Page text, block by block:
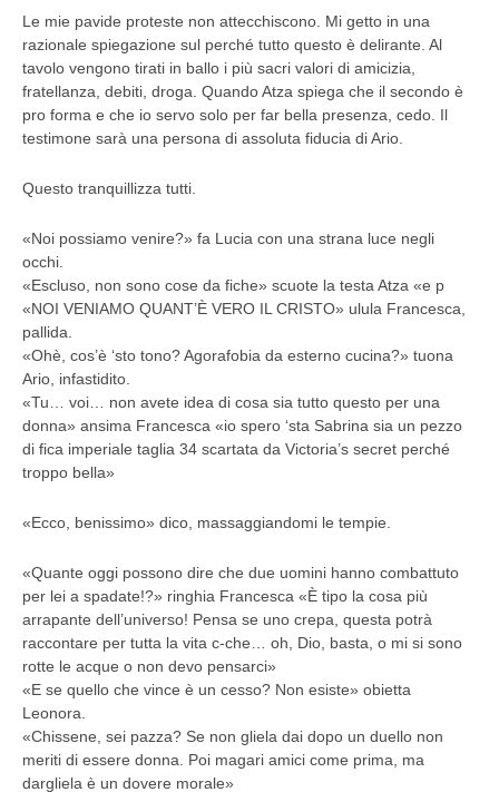
Le mie pavide proteste non attecchiscono. Mi getto in una
razionale spiegazione sul perché tutto questo è delirante. Al
tavolo vengono tirati in ballo i più sacri valori di amicizia,
fratellanza, debiti, droga. Quando Atza spiega che il secondo è
pro forma e che io servo solo per far bella presenza, cedo. Il
testimone sarà una persona di assoluta fiducia di Ario.
Questo tranquillizza tutti.
«Noi possiamo venire?» fa Lucia con una strana luce negli
occhi.
«Escluso, non sono cose da fiche» scuote la testa Atza «e p
«NOI VENIAMO QUANT’È VERO IL CRISTO» ulula Francesca,
pallida.
«Ohè, cos’è ‘sto tono? Agorafobia da esterno cucina?» tuona
Ario, infastidito.
«Tu… voi… non avete idea di cosa sia tutto questo per una
donna» ansima Francesca «io spero ‘sta Sabrina sia un pezzo
di fica imperiale taglia 34 scartata da Victoria’s secret perché
troppo bella»
«Ecco, benissimo» dico, massaggiandomi le tempie.
«Quante oggi possono dire che due uomini hanno combattuto
per lei a spadate!?» ringhia Francesca «È tipo la cosa più
arrapante dell’universo! Pensa se uno crepa, questa potrà
raccontare per tutta la vita c-che… oh, Dio, basta, o mi si sono
rotte le acque o non devo pensarci»
«E se quello che vince è un cesso? Non esiste» obietta
Leonora.
«Chissene, sei pazza? Se non gliela dai dopo un duello non
meriti di essere donna. Poi magari amici come prima, ma
dargliela è un dovere morale»